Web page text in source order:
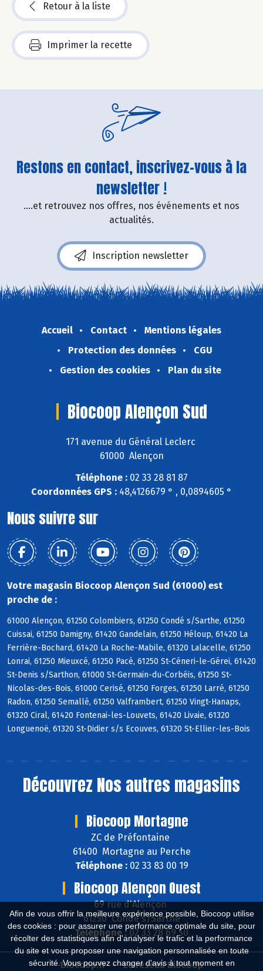
Afin de vous offrir la meilleure expérience possible, Biocoop utilise
des cookies : pour assurer une performance optimale du site, pour
récolter des statistiques afin d'analyser le trafic et la performance
du site et vous proposer une navigation personnalisée en toute
sécurité. Vous pouvez changer d'avis à tout moment en
Retour à la liste
Imprimer la recette
Restons en contact, inscrivez-vous à la
newsletter !
....et retrouvez nos offres, nos événements et nos
actualités.
Inscription newsletter
Accueil Contact
Mentions légales
Protection des données
CGU
Gestion des cookies
Plan du site
Biocoop Alençon Sud
171 avenue du Général Leclerc
61000 Alençon
Téléphone : 02 33 28 81 87
Coordonnées GPS : 48,4126679 ° , 0,0894605 °
Nous suivre sur
Votre magasin Biocoop Alençon Sud (61000) est
proche de :
61000 Alençon, 61250 Colombiers, 61250 Condé s/Sarthe, 61250
Cuissai, 61250 Damigny, 61420 Gandelain, 61250 Héloup, 61420 La
Ferrière-Bochard, 61420 La Roche-Mabile, 61320 Lalacelle, 61250
Lonrai, 61250 Mieuxcé, 61250 Pacé, 61250 St-Céneri-le-Gérei, 61420
St-Denis s/Sarthon, 61000 St-Germain-du-Corbéis, 61250 St-
Nicolas-des-Bois, 61000 Cerisé, 61250 Forges, 61250 Larré, 61250
Radon, 61250 Semallé, 61250 Valframbert, 61250 Vingt-Hanaps,
61320 Ciral, 61420 Fontenai-les-Louvets, 61420 Livaie, 61320
Longuenoë, 61320 St-Didier s/s Ecouves, 61320 St-Ellier-les-Bois
Découvrez Nos autres magasins
Biocoop Mortagne
ZC de Préfontaine
61400 Mortagne au Perche
Téléphone :02 33 83 00 19
Biocoop Alençon Ouest
69 rue d'Alençon
61250 Condé s/Sarthe
Téléphone : 02 33 28 69 50
Biocoop.fr Le réseau Biocoop